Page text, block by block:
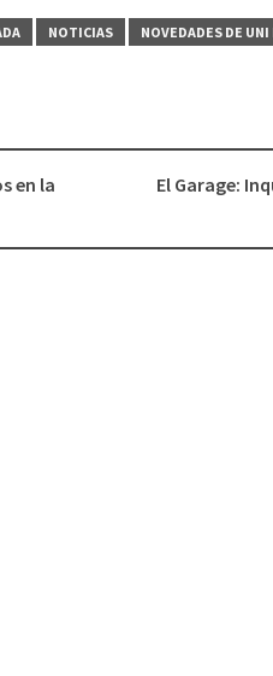
NOTICIAS NOVEDADES DE UNI
en la
El Garage: